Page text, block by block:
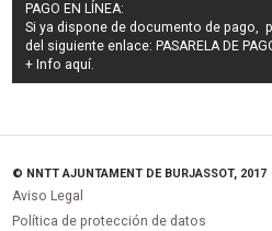
PAGO EN LÍNEA:
Si ya dispone de documento de pago,
del siguiente enlace: PASARELA DE
+ Info aquí.
© NNTT AJUNTAMENT DE BURJASSOT, 2017
Aviso Legal
Política de protección de datos